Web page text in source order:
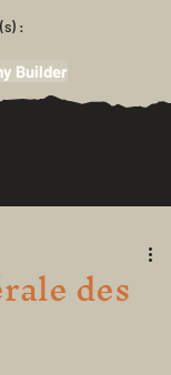
:
Builder
des